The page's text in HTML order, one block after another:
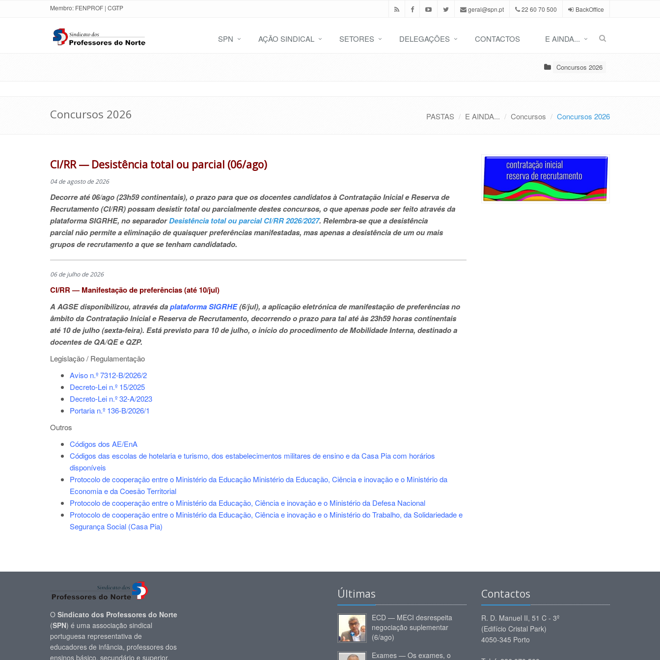
Membro: FENPROF | CGTP geral@spn.pt 22 60 70 500 BackOffice
SPN AÇÃO SINDICAL SETORES DELEGAÇÕES CONTACTOS E AINDA...
Concursos 2026
Concursos 2026 PASTAS E AINDA... Concursos Concursos 2026
CI/RR — Desistência total ou parcial (06/ago)
04 de agosto de 2026
Decorre até 06/ago (23h59 continentais), o prazo para que os docentes candidatos à Contratação Inicial e Reserva de
Recrutamento (CI/RR) possam desistir total ou parcialmente destes concursos, o que apenas pode ser feito através da
plataforma SIGRHE, no separadorDesistência total ou parcial CI/RR 2026/2027. Relembra-se que a desistência
parcial não permite a eliminação de quaisquer preferências manifestadas, mas apenas a desistência de um ou mais
grupos de recrutamento a que se tenham candidatado.
06 de julho de 2026
CI/RR — Manifestação de preferências (até 10/jul)
A AGSE disponibilizou, através daplataforma SIGRHE(6/jul), a aplicação eletrónica de manifestação de preferências no
âmbito da Contratação Inicial e Reserva de Recrutamento, decorrendo o prazo para tal até às 23h59 horas continentais
até 10 de julho (sexta-feira). Está previsto para 10 de julho, o início do procedimento de Mobilidade Interna, destinado a
docentes de QA/QE e QZP.
Legislação / Regulamentação
Aviso n.º 7312-B/2026/2
Decreto-Lei n.º 15/2025
Decreto-Lei n.º 32-A/2023
Portaria n.º 136-B/2026/1
Outros
Códigos dos AE/EnA
Códigos das escolas de hotelaria e turismo, dos estabelecimentos militares de ensino e da Casa Pia com horários
disponíveis
Protocolo de cooperação entre o Ministério da Educação Ministério da Educação, Ciência e inovação e o Ministério da
Economia e da Coesão Territorial
Protocolo de cooperação entre o Ministério da Educação, Ciência e inovação e o Ministério da Defesa Nacional
Protocolo de cooperação entre o Ministério da Educação, Ciência e inovação e o Ministério do Trabalho, da Solidariedade e
Segurança Social (Casa Pia)
O Sindicato dos Professores do Norte
(SPN) é uma associação sindical
portuguesa representativa de
educadores de infância, professores dos
ensinos básico, secundário e superior,
Últimas
ECD — MECI desrespeita
negociação suplementar
(6/ago)
Exames — Os exames, o
Contactos
R. D. Manuel II, 51 C - 3º
(Edifício Cristal Park)
4050-345 Porto